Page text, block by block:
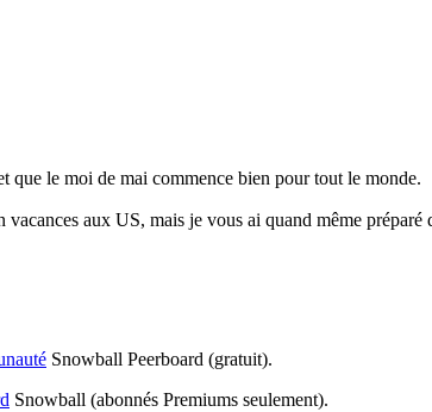
que le moi de mai commence bien pour tout le monde.
vacances aux US, mais je vous ai quand même
Snowball Peerboard (gratuit).
Snowball (abonnés Premiums seulement).